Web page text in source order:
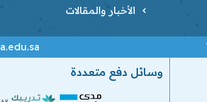
الأخبار والمقالات
وسائل دفع متعددة